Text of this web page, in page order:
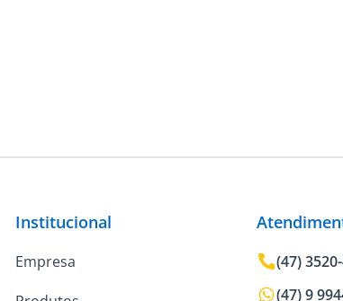
Institucional
Empresa
(47)
(47) 9